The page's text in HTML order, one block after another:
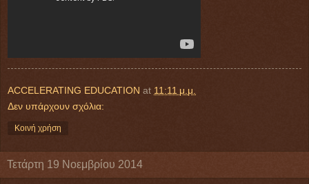
ACCELERATING EDUCATION at 11:11 μ.μ.
Δεν υπάρχουν σχόλια:
Κοινή χρήση
Τετάρτη 19 Νοεμβρίου 2014